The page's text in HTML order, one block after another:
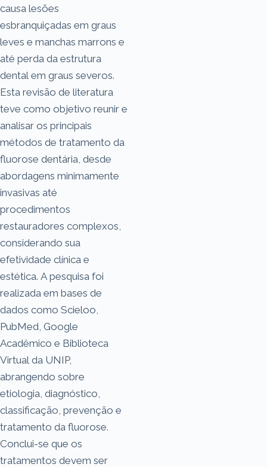
causa lesões
esbranquiçadas em graus
leves e manchas marrons e
até perda da estrutura
dental em graus severos.
Esta revisão de literatura
teve como objetivo reunir e
analisar os principais
métodos de tratamento da
fluorose dentária, desde
abordagens minimamente
invasivas até
procedimentos
restauradores complexos,
considerando sua
efetividade clínica e
estética. A pesquisa foi
realizada em bases de
dados como Scieloo,
PubMed, Google
Acadêmico e Biblioteca
Virtual da UNIP,
abrangendo sobre
etiologia, diagnóstico,
classificação, prevenção e
tratamento da fluorose.
Conclui-se que os
tratamentos devem ser